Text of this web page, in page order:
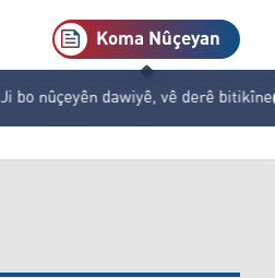
Koma Nûçeyan
Ji bo nûçeyên dawiyê, vê derê bitikîne